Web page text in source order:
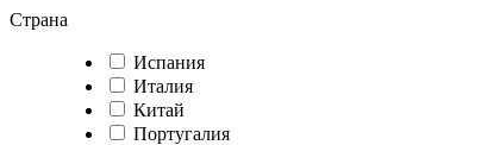
Страна
Испания
Италия
Китай
Португалия